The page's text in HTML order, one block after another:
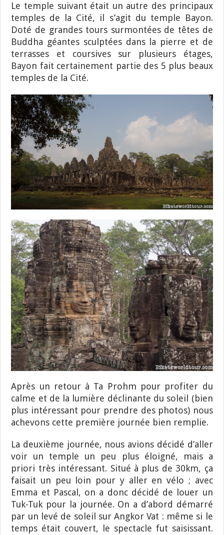
Le temple suivant était un autre des principaux
temples de la Cité, il s’agit du temple Bayon.
Doté de grandes tours surmontées de têtes de
Buddha géantes sculptées dans la pierre et de
terrasses et coursives sur plusieurs étages,
Bayon fait certainement partie des 5 plus beaux
temples de la Cité.
Après un retour à Ta Prohm pour profiter du
calme et de la lumière déclinante du soleil (bien
plus intéressant pour prendre des photos) nous
achevons cette première journée bien remplie.
La deuxième journée, nous avions décidé d’aller
voir un temple un peu plus éloigné, mais a
priori très intéressant. Situé à plus de 30km, ça
faisait un peu loin pour y aller en vélo ; avec
Emma et Pascal, on a donc décidé de louer un
Tuk-Tuk pour la journée. On a d’abord démarré
par un levé de soleil sur Angkor Vat : même si le
temps était couvert, le spectacle fut saisissant.